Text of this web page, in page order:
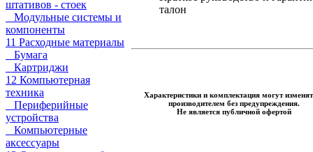
штативов - стоек
Модульные системы и
компоненты
11 Расходные материалы
Бумага
Картриджи
12 Компьютерная
техника
Периферийные
устройства
Компьютерные
аксессуары
талон
Характеристики и комплектация могут
производителем без предупреждения.
Не является публичной офертой